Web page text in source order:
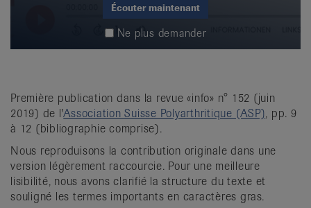
Écouter maintenant
Ne plus demander
Première publication dans la revue «info» n° 152 (juin
2019) de l'Association Suisse Polyarthritique (ASP), pp. 9
à 12 (bibliographie comprise).
Nous reproduisons la contribution originale dans une
version légèrement raccourcie. Pour une meilleure
lisibilité, nous avons clarifié la structure du texte et
souligné les termes importants en caractères gras.